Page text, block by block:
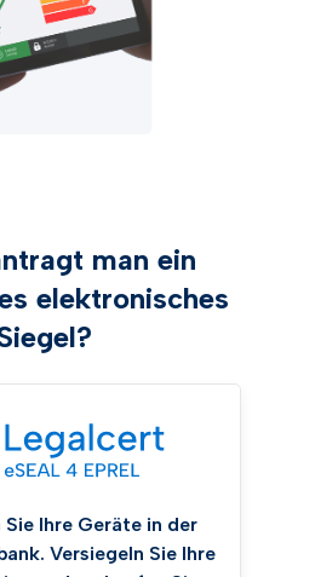
man ein
elektronisches
Ihre Geräte in der
Versiegeln Sie Ihre